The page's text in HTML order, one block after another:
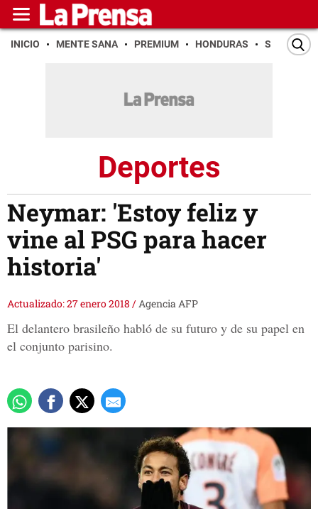
INICIO MENTE SANA PREMIUM HONDURAS SAN PEDRO
Deportes
Neymar: 'Estoy feliz y
vine al PSG para hacer
historia'
Actualizado: 27 enero 2018 /Agencia AFP
El delantero brasileño habló de su futuro y de su papel en
el conjunto parisino.